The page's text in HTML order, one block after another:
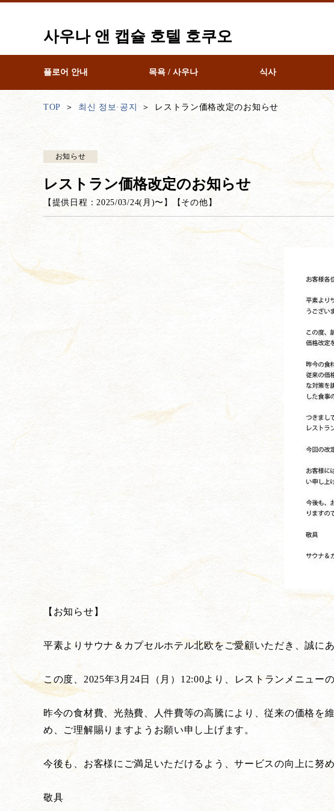
사우나 앤 캡슐 호텔 호쿠오
플로어 안내 목욕 / 사우나 식사
TOP 최신 정보·공지 レストラン価格改定のお知らせ
お知らせ
レストラン価格改定のお知らせ
【提供日程：2025/03/24(月)〜】 【 その他 】
【お知らせ】
平素よりサウナ＆カプセルホテル北欧をご愛顧いただき、誠に
この度、2025年3月24日（月）12:00より、レストランメニュー
昨今の食材費、光熱費、人件費等の高騰により、従来の価格を
め、ご理解賜りますようお願い申し上げます。
今後も、お客様にご満足いただけるよう、サービスの向上に努
敬具